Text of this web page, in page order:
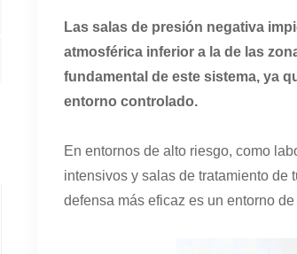
Las salas de presión negativa
atmosférica inferior a la de las
fundamental de este sistema, ya
entorno controlado.
En entornos de alto riesgo, como
intensivos y salas de tratamiento de
defensa más eficaz es un entorno